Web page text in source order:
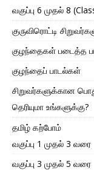
வகுப்பு 6 முதல் 8
குருவிரொட்டி
குழந்தைகள் படைத்த
குழந்தைப் பாடல்கள்
சிறுவர்களுக்கான
தெரியுமா உங்களுக்கு?
தமிழ் கற்போம்
வகுப்பு 1 முதல் 3 வரை
வகுப்பு 3 முதல் 5 வரை